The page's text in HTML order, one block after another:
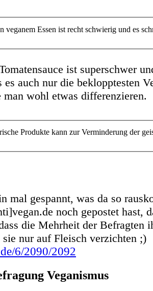
veganem Essen ist recht schwierig und es
ist superschwer
auch nur die beklopptesten
wohl etwas differenzieren.
Produkte kann zur Verminderung der
mal gespannt, was da so
noch gepostet hast,
die Mehrheit der Befragten
sie nur auf Fleisch verzichten ;)
6/2090/2092
Veganismus